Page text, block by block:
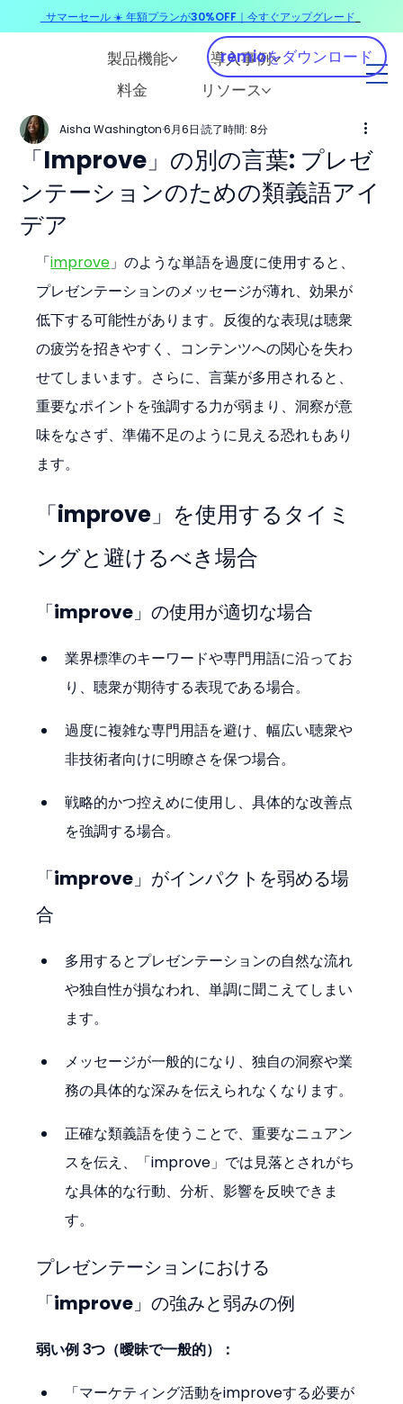
製品機能
導入事例
料金
リソース
remioをダウンロード
「Improve」の別の言葉: プレゼ
ンテーションのための類義語アイ
デア
Aisha Washington 6月6日 読了時間: 8分
「improve」のような単語を過度に使用すると、
プレゼンテーションのメッセージが薄れ、効果が
低下する可能性があります。反復的な表現は聴衆
の疲労を招きやすく、コンテンツへの関心を失わ
せてしまいます。さらに、言葉が多用されると、
重要なポイントを強調する力が弱まり、洞察が意
味をなさず、準備不足のように見える恐れもあり
ます。
「improve」を使用するタイミ
ングと避けるべき場合
「improve」の使用が適切な場合
業界標準のキーワードや専門用語に沿ってお
り、聴衆が期待する表現である場合。
過度に複雑な専門用語を避け、幅広い聴衆や
非技術者向けに明瞭さを保つ場合。
戦略的かつ控えめに使用し、具体的な改善点
を強調する場合。
「improve」がインパクトを弱める場
合
多用するとプレゼンテーションの自然な流れ
や独自性が損なわれ、単調に聞こえてしまい
ます。
メッセージが一般的になり、独自の洞察や業
務の具体的な深みを伝えられなくなります。
正確な類義語を使うことで、重要なニュアン
スを伝え、「improve」では見落とされがち
な具体的な行動、分析、影響を反映できま
す。
プレゼンテーションにおける
「improve」の強みと弱みの例
弱い例 3つ（曖昧で一般的）：
「マーケティング活動をimproveする必要が
サマーセール ☀️ 年額プランが30%OFF｜今すぐアップグレード